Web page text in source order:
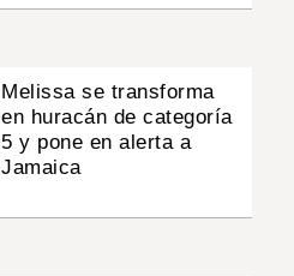
Melissa se transforma
en huracán de categoría
5 y pone en alerta a
Jamaica